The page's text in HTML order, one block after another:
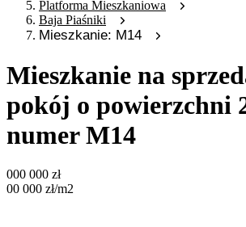
Platforma Mieszkaniowa
Baja Piaśniki
Mieszkanie: M14
Mieszkanie na
pokój o powierzchni
numer M14
000 000 zł
00 000 zł/m2